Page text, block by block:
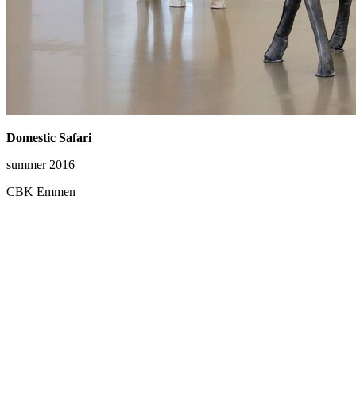
Domestic Safari
summer 2016
CBK Emmen